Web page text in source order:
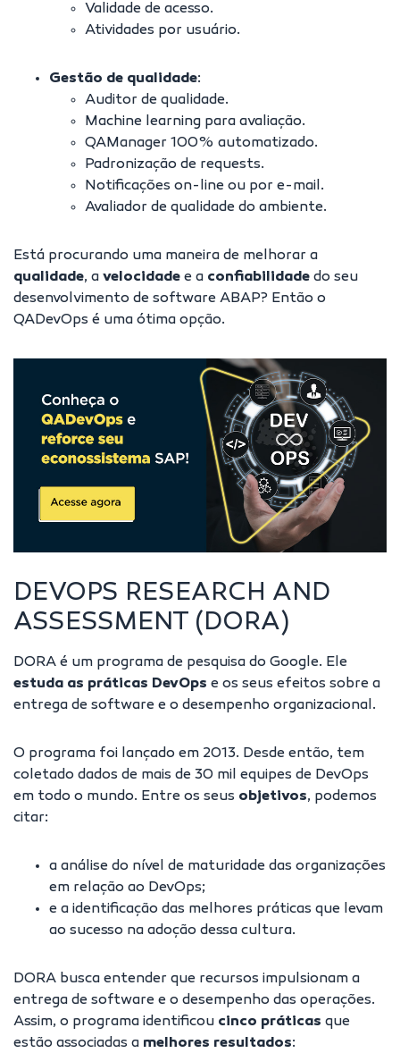
Validade de acesso.
Atividades por usuário.
Gestão de qualidade:
Auditor de qualidade.
Machine learning para avaliação.
QAManager 100% automatizado.
Padronização de requests.
Notificações on-line ou por e-mail.
Avaliador de qualidade do ambiente.
Está procurando uma maneira de melhorar a
qualidade, a velocidade e a confiabilidade do seu
desenvolvimento de software ABAP? Então o
QADevOps é uma ótima opção.
DEVOPS RESEARCH AND
ASSESSMENT (DORA)
DORA é um programa de pesquisa do Google. Ele
estuda as práticas DevOps e os seus efeitos sobre a
entrega de software e o desempenho organizacional.
O programa foi lançado em 2013. Desde então, tem
coletado dados de mais de 30 mil equipes de DevOps
em todo o mundo. Entre os seus objetivos, podemos
citar:
a análise do nível de maturidade das organizações
em relação ao DevOps;
e a identificação das melhores práticas que levam
ao sucesso na adoção dessa cultura.
DORA busca entender que recursos impulsionam a
entrega de software e o desempenho das operações.
Assim, o programa identificou cinco práticas que
estão associadas a melhores resultados: